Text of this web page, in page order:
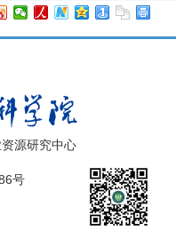
源研究中心
号